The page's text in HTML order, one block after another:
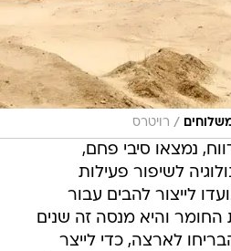
/ רויטרס
נמצאו סיבי פחם,
לשיפור פעילות
לייצור להבים עבור
החומר והיא מנסה זה שנים
לארצה, כדי לייצר